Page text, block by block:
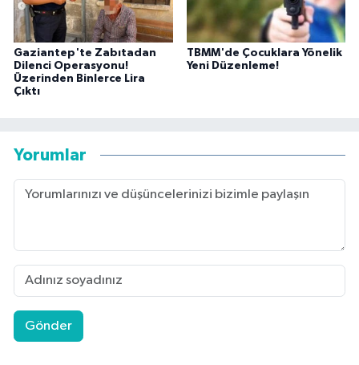
Gaziantep'te Zabıtadan
Dilenci Operasyonu!
Üzerinden Binlerce Lira
Çıktı
TBMM'de Çocuklara Yönelik
Yeni Düzenleme!
Yorumlar
Gönder